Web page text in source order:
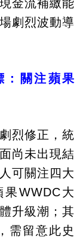
金流補繳能
劇烈波動導
：關注蘋果
烈修正，統
尚未出現結
可關注四大
WWDC大
升級潮；其
需留意此史